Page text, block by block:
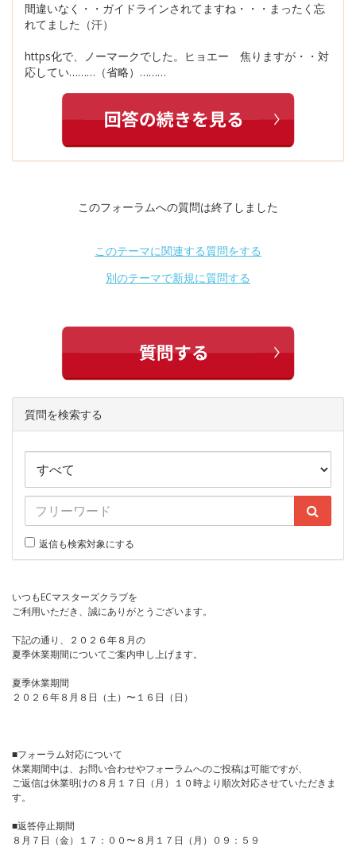
間違いなく・・ガイドラインされてますね・・・まったく忘
れてました（汗）
https化で、ノーマークでした。ヒョエー 焦りますが・・対
応してい………（省略）………
このフォーラムへの質問は終了しました
このテーマに関連する質問をする
別のテーマで新規に質問する
質問を検索する
返信も検索対象にする
いつもECマスターズクラブを
ご利用いただき、誠にありがとうございます。
下記の通り、２０２６年８月の
夏季休業期間についてご案内申し上げます。
夏季休業期間
２０２６年８月８日（土）〜１６日（日）
■フォーラム対応について
休業期間中は、お問い合わせやフォーラムへのご投稿は可能ですが、
ご返信は休業明けの８月１７日（月）１０時より順次対応させていただきま
す。
■返答停止期間
８月７日（金）１７：００〜８月１７日（月）０９：５９